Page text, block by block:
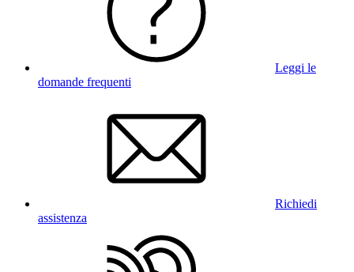
Leggi le
domande frequenti
Richiedi
assistenza